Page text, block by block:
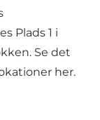
Plads 1 i
. Se det
her.